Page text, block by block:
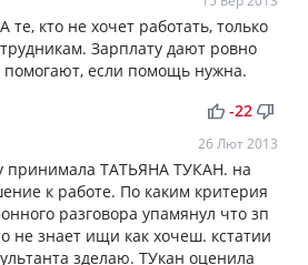
кто не хочет работать, только
Зарплату дают ровно
помогают, если помощь нужна.
thumb_up thumb_down
-22
26 Лют 2013
принимала ТАТЬЯНА ТУКАН. на
к работе. По каким критерия
разговора упамянул что зп
не знает ищи как хочеш. кстатии
зделаю. ТУкан оценила